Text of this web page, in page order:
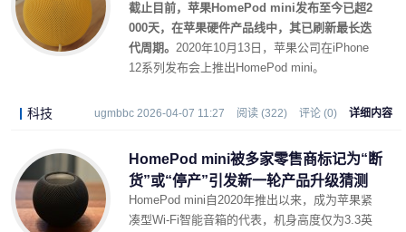
截止目前，苹果HomePod mini发布至今已超2
000天，在苹果硬件产品线中，其已刷新最长迭
代周期。 2020年10月13日，苹果公司在iPhone
12系列发布会上推出HomePod mini。
科技 ugmbbc 2026-04-07 11:27 阅读 (322) 评论 (0) 详细内容
HomePod mini被多家零售商标记为“断
货”或“停产”引发新一轮产品升级猜测
HomePod mini自2020年推出以来，成为苹果紧
凑型Wi-Fi智能音箱的代表，机身高度仅为3.3英